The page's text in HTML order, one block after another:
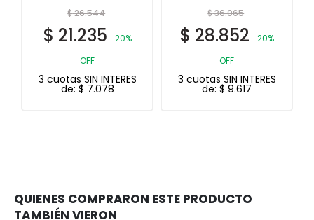
$26.544
$ 21.235
20%
OFF
3 cuotas SIN INTERES
de: $ 7.078
$36.065
$ 28.852
20%
OFF
3 cuotas SIN INTERES
de: $ 9.617